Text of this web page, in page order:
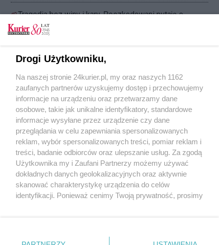
Tragedia bez winy i kary. Poszkodowani pytają o
sprawcę: schizofrenik czy przebiegły
manipulator? [GALERIA]
Wypadek na pl. Rodła. Pasażer otarł się o
autobus
Sprawca tragedii na pl. Rodła winny, ale nie
stanie przed sądem [FILM]
POGODA
19℃
Zobacz prognozę na 3 dni
Drogi Użytkowniku,
Na naszej stronie 24kurier.pl, my oraz naszych 1162
zaufanych partnerów uzyskujemy dostęp i przechowujemy
informacje na urządzeniu oraz przetwarzamy dane
osobowe, takie jak unikalne identyfikatory, standardowe
informacje wysyłane przez urządzenie czy dane
przeglądania w celu zapewniania spersonalizowanych
reklam, wybór spersonalizowanych treści, pomiar reklam i
treści, badanie odbiorców oraz ulepszanie usług. Za zgodą
Użytkownika my i Zaufani Partnerzy możemy używać
dokładnych danych geolokalizacyjnych oraz aktywnie
skanować charakterystykę urządzenia do celów
identyfikacji. Ponieważ cenimy Twoją prywatność, prosimy
prywatności znajdujący się w lewym dolnym rogu strony